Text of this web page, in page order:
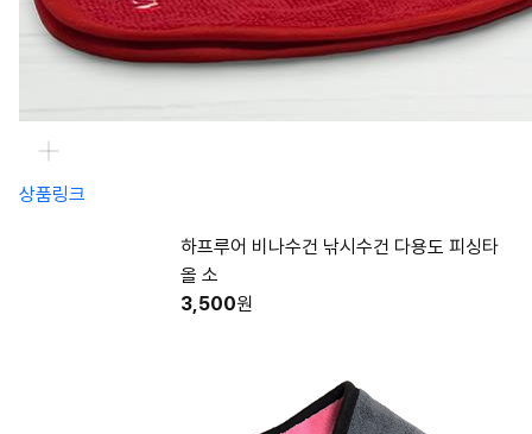
상품링크
하프루어 비나수건 낚시수건 다용도 피싱타
올 소
3,500원